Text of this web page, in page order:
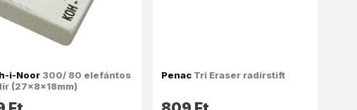
i-Noor300/ 80 elefántos
(27x8x18mm)
Penac Tri Eraser radírstift